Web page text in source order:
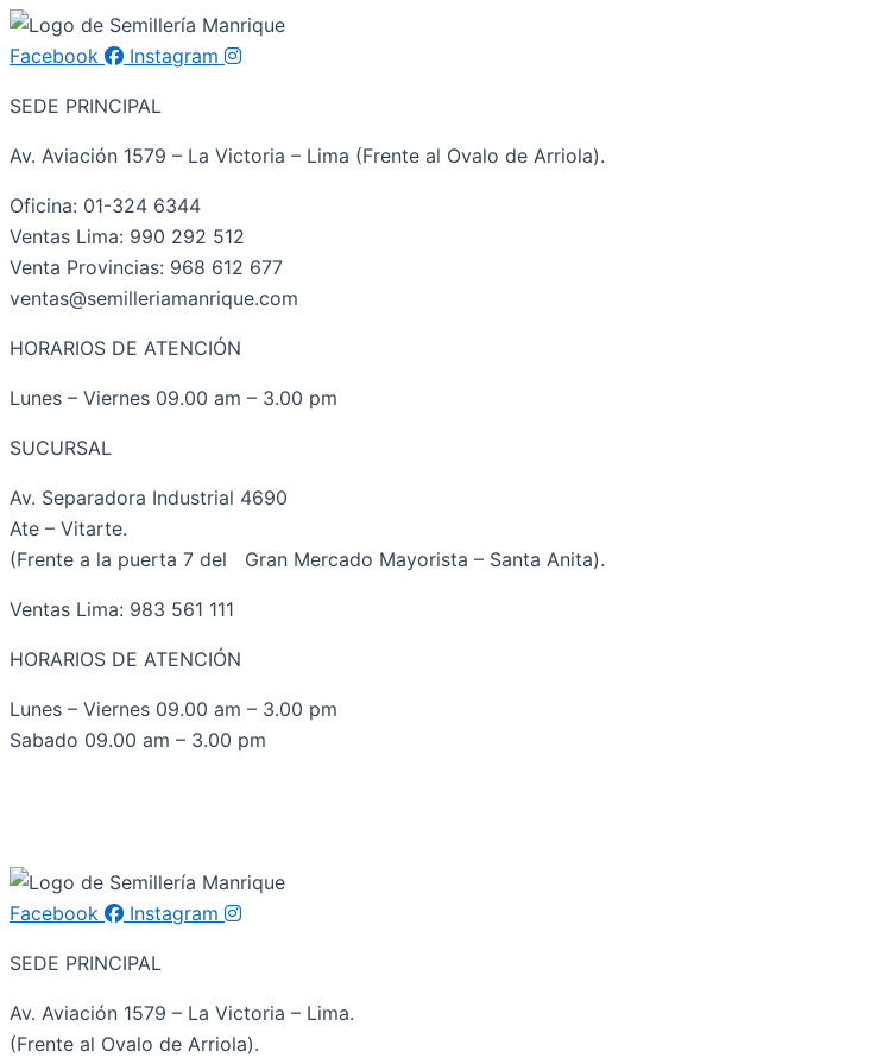
Facebook Instagram
SEDE PRINCIPAL
Av. Aviación 1579 – La Victoria – Lima (Frente al Ovalo de Arriola).
Oficina: 01-324 6344
Ventas Lima: 990 292 512
Venta Provincias: 968 612 677
ventas@semilleriamanrique.com
HORARIOS DE ATENCIÓN
Lunes – Viernes 09.00 am – 3.00 pm
SUCURSAL
Av. Separadora Industrial 4690
Ate – Vitarte.
(Frente a la puerta 7 del Gran Mercado Mayorista – Santa Anita).
Ventas Lima: 983 561 111
HORARIOS DE ATENCIÓN
Lunes – Viernes 09.00 am – 3.00 pm
Sabado 09.00 am – 3.00 pm
Facebook Instagram
SEDE PRINCIPAL
Av. Aviación 1579 – La Victoria – Lima.
(Frente al Ovalo de Arriola).